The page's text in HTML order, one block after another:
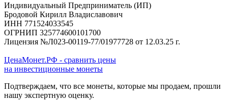
Индивидуальный Предприниматель (ИП)
Бродовой Кирилл Владиславович
ИНН 771524033545
ОГРНИП 325774600101700
Лицензия №Л023-00119-77/01977728 от 12.03.25 г.
ЦенаМонет.РФ - сравнить цены
на инвестиционные монеты
Подтверждаем, что все монеты, которые мы продаем, прошли
нашу экспертную оценку.